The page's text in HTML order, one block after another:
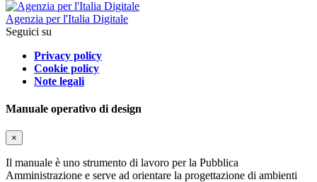
Agenzia per l'Italia Digitale
Seguici su
Privacy policy
Cookie policy
Note legali
Manuale operativo di design
×
Il manuale è uno strumento di lavoro per la Pubblica
Amministrazione e serve ad orientare la progettazione di ambienti